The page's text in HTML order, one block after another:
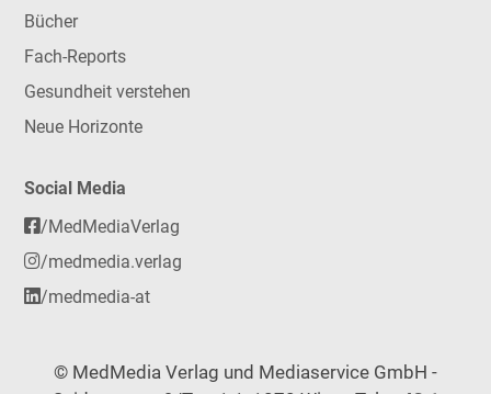
Bücher
Fach-Reports
Gesundheit verstehen
Neue Horizonte
Social Media
/MedMediaVerlag
/medmedia.verlag
/medmedia-at
© MedMedia Verlag und Mediaservice GmbH -